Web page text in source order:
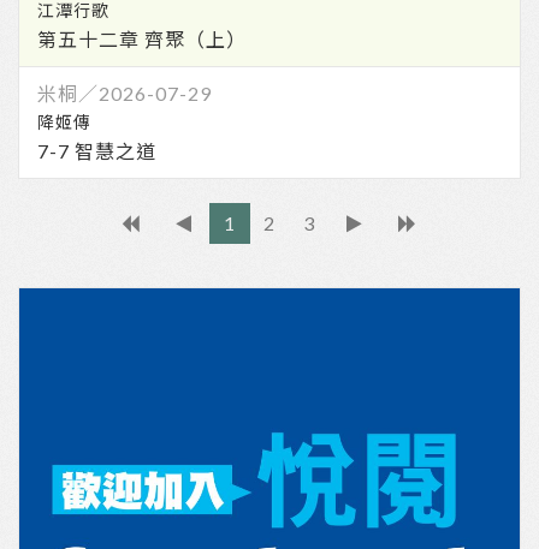
第五十二章 齊聚（上）
7-7 智慧之道
1 2 3